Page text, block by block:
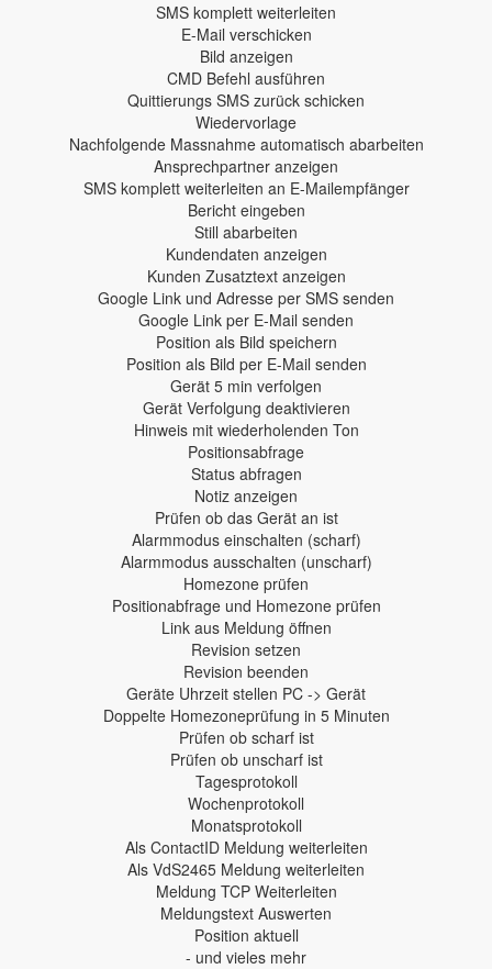
SMS komplett weiterleiten
E-Mail verschicken
Bild anzeigen
CMD Befehl ausführen
Quittierungs SMS zurück schicken
Wiedervorlage
Nachfolgende Massnahme automatisch abarbeiten
Ansprechpartner anzeigen
SMS komplett weiterleiten an E-Mailempfänger
Bericht eingeben
Still abarbeiten
Kundendaten anzeigen
Kunden Zusatztext anzeigen
Google Link und Adresse per SMS senden
Google Link per E-Mail senden
Position als Bild speichern
Position als Bild per E-Mail senden
Gerät 5 min verfolgen
Gerät Verfolgung deaktivieren
Hinweis mit wiederholenden Ton
Positionsabfrage
Status abfragen
Notiz anzeigen
Prüfen ob das Gerät an ist
Alarmmodus einschalten (scharf)
Alarmmodus ausschalten (unscharf)
Homezone prüfen
Positionabfrage und Homezone prüfen
Link aus Meldung öffnen
Revision setzen
Revision beenden
Geräte Uhrzeit stellen PC -> Gerät
Doppelte Homezoneprüfung in 5 Minuten
Prüfen ob scharf ist
Prüfen ob unscharf ist
Tagesprotokoll
Wochenprotokoll
Monatsprotokoll
Als ContactID Meldung weiterleiten
Als VdS2465 Meldung weiterleiten
Meldung TCP Weiterleiten
Meldungstext Auswerten
Position aktuell
- und vieles mehr